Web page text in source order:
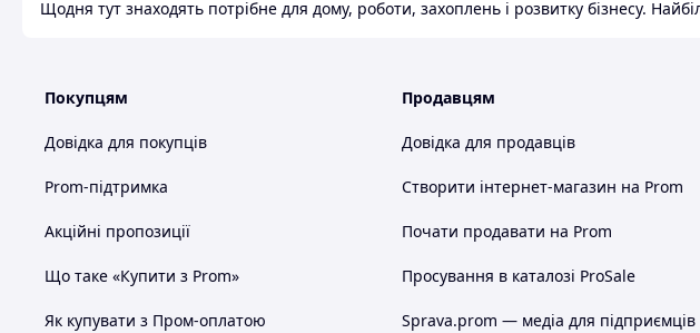
Щодня тут знаходять потрібне для дому, роботи, захоплень і розвитку бізнесу.
Покупцям
Довідка для покупців
Prom-підтримка
Акційні пропозиції
Що таке «Купити з Prom»
Як купувати з Пром-оплатою
Продавцям
Довідка для продавців
Створити інтернет-магазин на Prom
Почати продавати на Prom
Просування в каталозі ProSale
Sprava.prom — медіа для підприємців